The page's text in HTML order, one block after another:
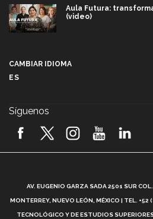
Aula Futura:
(video)
2026! (video)
¿Cómo es el Modelo
CAMBIAR IDIOMA
ES
Síguenos
AV. EUGENIO GARZA SADA 2501 SUR
MONTERREY, NUEVO LEÓN, MÉXICO | TEL.
TECNOLÓGICO Y DE ESTUDIOS